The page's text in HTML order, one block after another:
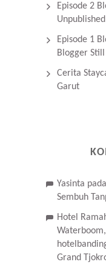
Episode 2
Episode 1
Blogger Still
Cerita
Garut
Yasinta pada
Sembuh
Hotel
Grand